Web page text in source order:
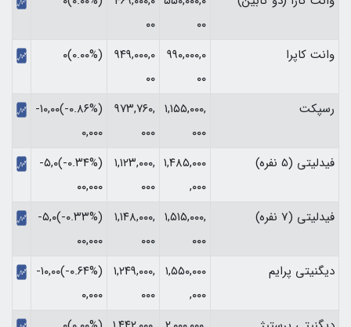
۰۰
۰۰
وانت کاپرا
۹۹۰,۰۰۰,۰
۰۰
۹۴۹,۰۰۰,۰
۰۰
(۰.۰۰%)۰
رسپکت
۱,۱۵۵,۰۰۰,
۰۰۰
۹۷۳,۷۶۰,
۰۰۰
(‎-۰.۸۶%‏)‎-۱۰,۰۰
۰,۰۰۰‏
فیدلیتی (5 نفره)
۱,۴۸۵,۰۰۰
,۰۰۰
۱,۱۲۳,۰۰۰,
۰۰۰
(‎-۰.۳۴%‏)‎-۵,۰
۰۰,۰۰۰‏
فیدلیتی (7 نفره)
۱,۵۱۵,۰۰۰,
۰۰۰
۱,۱۴۸,۰۰۰,
۰۰۰
(‎-۰.۳۳%‏)‎-۵,۰
۰۰,۰۰۰‏
دیگنیتی پرایم
۱,۵۵۰,۰۰۰
,۰۰۰
۱,۲۴۹,۰۰۰,
۰۰۰
(‎-۰.۶۴%‏)‎-۱۰,۰۰
۰,۰۰۰‏